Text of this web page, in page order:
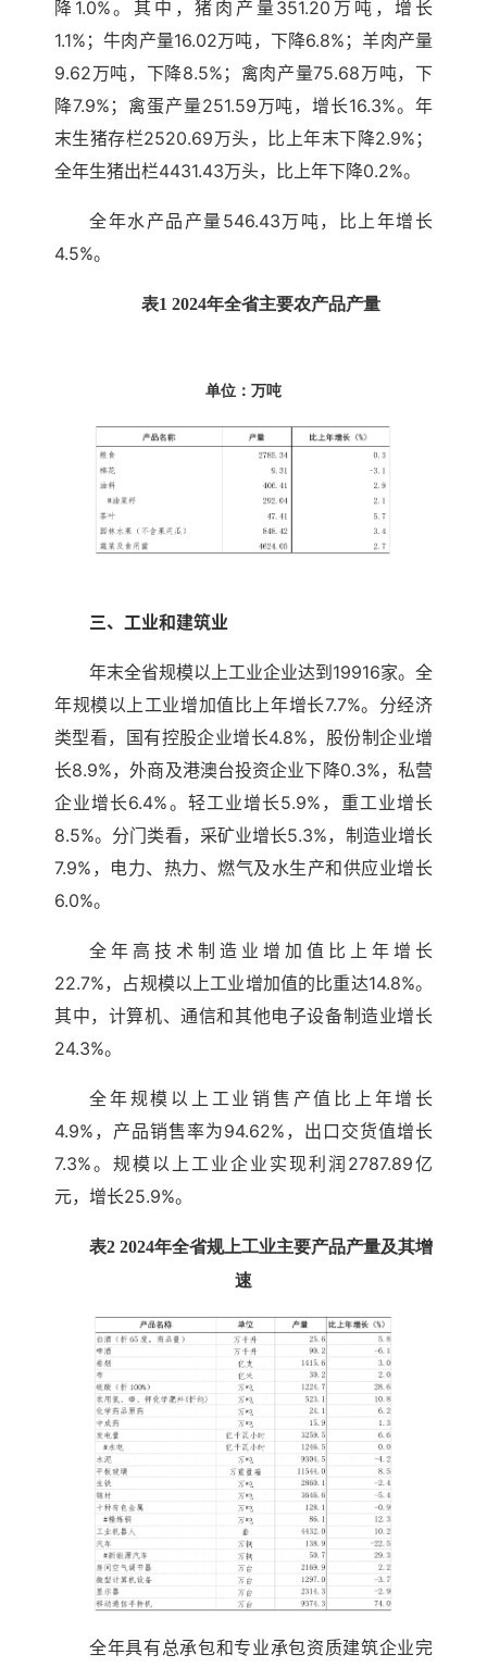
降1.0%。其中，猪肉产量351.20万吨，增长
1.1%；牛肉产量16.02万吨，下降6.8%；羊肉产量
9.62万吨，下降8.5%；禽肉产量75.68万吨，下
降7.9%；禽蛋产量251.59万吨，增长16.3%。年
末生猪存栏2520.69万头，比上年末下降2.9%；
全年生猪出栏4431.43万头，比上年下降0.2%。
全年水产品产量546.43万吨，比上年增长
4.5%。
表1 2024年全省主要农产品产量
单位：万吨
三、工业和建筑业
年末全省规模以上工业企业达到19916家。全
年规模以上工业增加值比上年增长7.7%。分经济
类型看，国有控股企业增长4.8%，股份制企业增
长8.9%，外商及港澳台投资企业下降0.3%，私营
企业增长6.4%。轻工业增长5.9%，重工业增长
8.5%。分门类看，采矿业增长5.3%，制造业增长
7.9%，电力、热力、燃气及水生产和供应业增长
6.0%。
全年高技术制造业增加值比上年增长
22.7%，占规模以上工业增加值的比重达14.8%。
其中，计算机、通信和其他电子设备制造业增长
24.3%。
全年规模以上工业销售产值比上年增长
4.9%，产品销售率为94.62%，出口交货值增长
7.3%。规模以上工业企业实现利润2787.89亿
元，增长25.9%。
表2 2024年全省规上工业主要产品产量及其增
速
全年具有总承包和专业承包资质建筑企业完